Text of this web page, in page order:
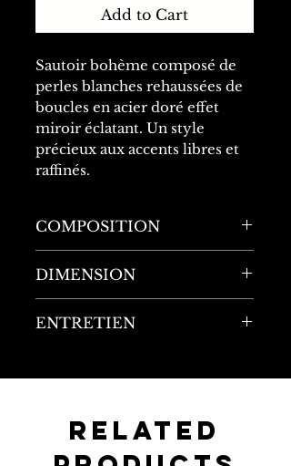
Add to Cart
Sautoir bohème composé de
perles blanches rehaussées de
boucles en acier doré effet
miroir éclatant. Un style
précieux aux accents libres et
raffinés.
COMPOSITION
60% Perles
DIMENSION
Largeur : 3cm
ENTRETIEN
rouille pas, ne noircit pas,
la transpiration, à la
corrosion et aux chocs.
Related